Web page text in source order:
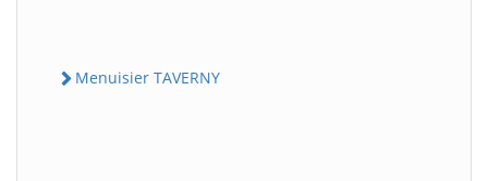
Menuisier TAVERNY